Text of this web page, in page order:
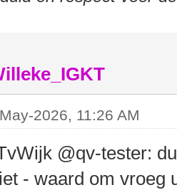
2026, 11:26 AM
@qv-tester:
- waard om vroeg